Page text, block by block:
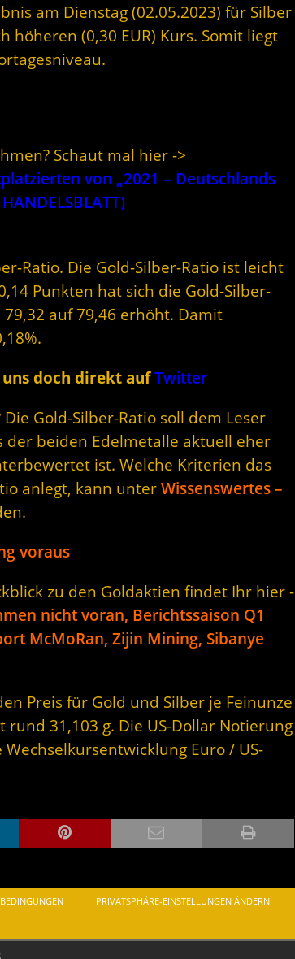
am Dienstag (02.05.2023) für Silber
höheren (0,30 EUR) Kurs. Somit liegt
Schaut mal hier ->
von „2021 – Deutschlands
Ratio. Die Gold-Silber-Ratio ist leicht
Punkten hat sich die Gold-Silber-
auf 79,46 erhöht. Damit
doch direkt aufTwitter
Gold-Silber-Ratio soll dem Leser
der beiden Edelmetalle aktuell eher
ist. Welche Kriterien das
anlegt, kann unter Wissenswertes –
voraus
zu den Goldaktien findet Ihr hier -
nicht voran, Berichtssaison Q1
McMoRan, Zijin Mining, Sibanye
Preis für Gold und Silber je Feinunze
rund 31,103 g. Die US-Dollar Notierung
Euro / US-
PRIVATSPHÄRE-EINSTELLUNGEN ÄNDERN